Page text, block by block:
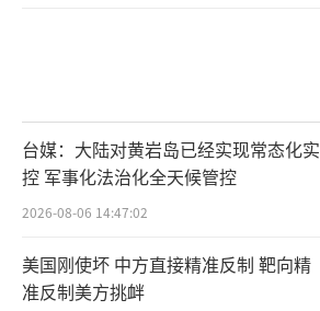
台媒：大陆对黄岩岛已经实现常态化实
控 军事化法治化全天候管控
2026-08-06 14:47:02
美国刚使坏 中方直接精准反制 靶向精
准反制美方挑衅